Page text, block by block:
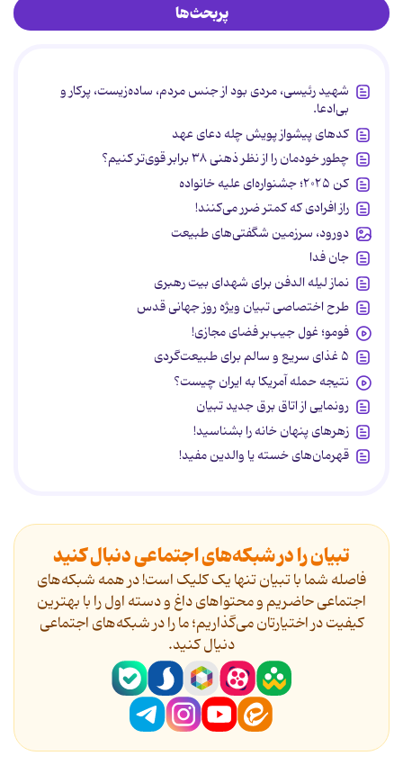
پربحث‌ها
شهید رئیسی، مردی بود از جنس مردم، ساده‌زیست، پرکار و
بی‌ادعا.
کدهای پیشواز پویش چله دعای عهد
چطور خودمان را از نظر ذهنی ۳۸ برابر قوی‌تر کنیم؟
کن ۲۰۲۵؛ جشنواره‌ای علیه خانواده
راز افرادی که کمتر ضرر می‌کنند!
دورود، سرزمین شگفتی‌های طبیعت
جان فدا
نماز لیله الدفن برای شهدای بیت رهبری
طرح اختصاصی تبیان ویژه روز جهانی قدس
فومو؛ غول جیب‌بر فضای مجازی!
۵ غذای سریع و سالم برای طبیعت‌گردی
نتیجه حمله آمریکا به ایران چیست؟
رونمایی از اتاق برق جدید تبیان
زهرهای پنهان خانه را بشناسید!
قهرمان‌های خسته یا والدین مفید!
تبیان را در شبکه‌های اجتماعی دنبال کنید
فاصله شما با تبیان تنها یک کلیک است! در همه شبکه‌های
اجتماعی حاضریم و محتواهای داغ و دسته اول را با بهترین
کیفیت در اختیارتان می‌گذاریم؛ ما را در شبکه‌های اجتماعی
دنیال کنید.